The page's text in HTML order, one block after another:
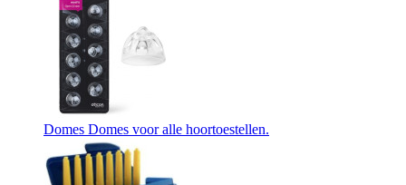
Domes Domes voor alle hoortoestellen.